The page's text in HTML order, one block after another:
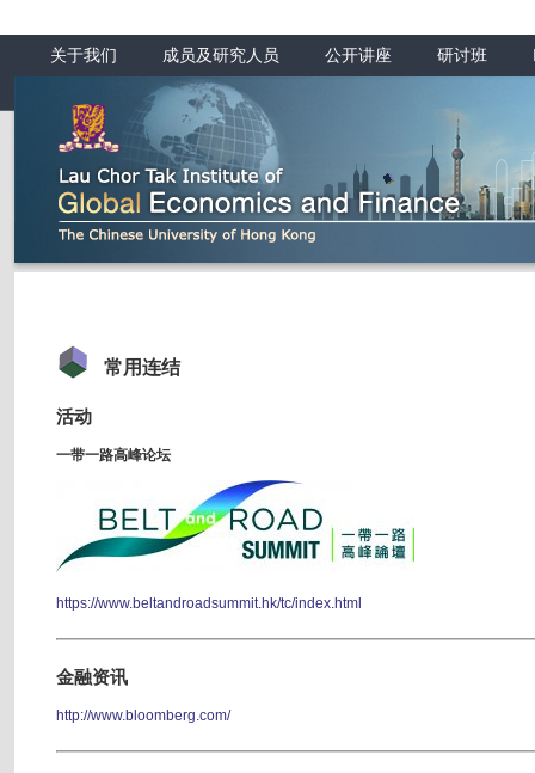
关于我们 成员及研究人员 公开讲座 研讨班
常用连结
活动
一带一路高峰论坛
https://www.beltandroadsummit.hk/tc/index.html
金融资讯
http://www.bloomberg.com/